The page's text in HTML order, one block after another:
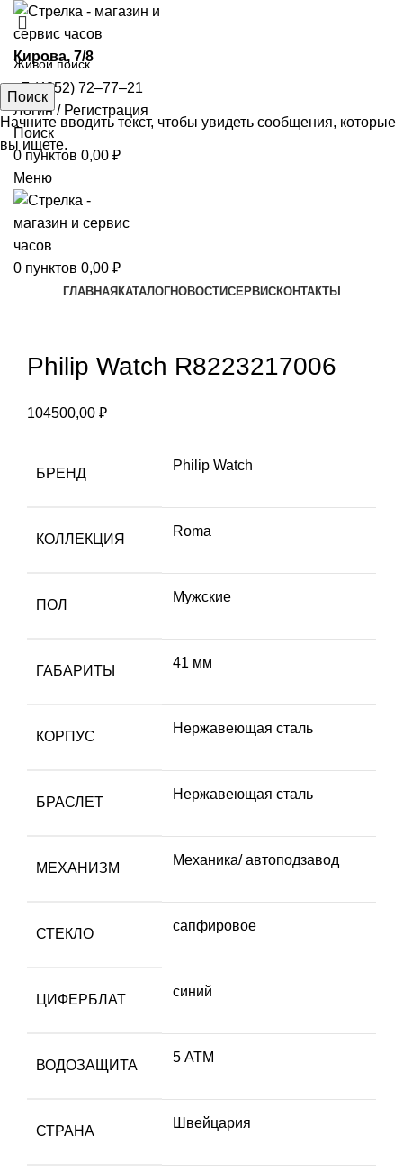
​Кирова, 7/8
+7 (4852) 72‒77‒21
Логин / Регистрация
Поиск
0 пунктов 0,00 ₽
Меню
0 пунктов 0,00 ₽
ГЛАВНАЯ КАТАЛОГНОВОСТИСЕРВИСКОНТАКТЫ
Philip Watch R8223217006
104500,00 ₽
БРЕНД
Philip Watch
КОЛЛЕКЦИЯ
Roma
ПОЛ
Мужские
ГАБАРИТЫ
41 мм
КОРПУС
Hержавеющая сталь
БРАСЛЕТ
Нержавеющая сталь
МЕХАНИЗМ
Механика/ автоподзавод
СТЕКЛО
сапфировое
ЦИФЕРБЛАТ
синий
ВОДОЗАЩИТА
5 АТМ
СТРАНА
Швейцария
Поиск
Начните вводить текст, чтобы увидеть сообщения, которые
вы ищете.